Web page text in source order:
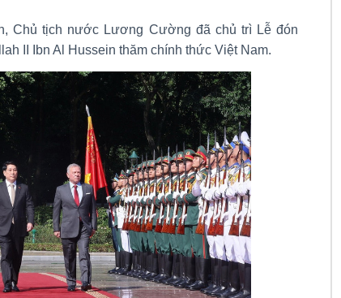
Chủ tịch nước Lương Cường đã chủ trì Lễ đón
II Ibn Al Hussein thăm chính thức Việt Nam.